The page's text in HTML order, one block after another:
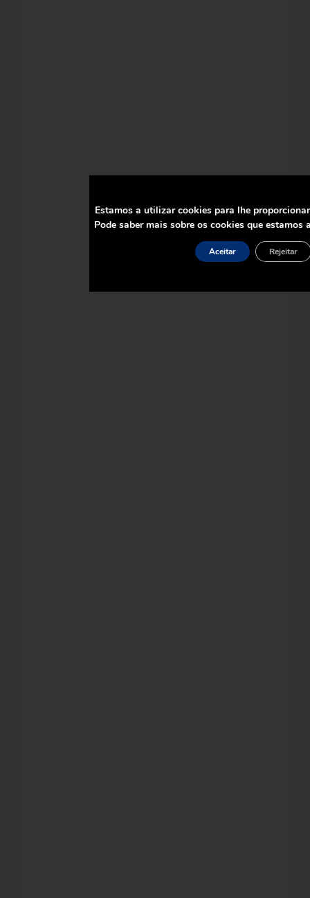
Estamos a utilizar cookies para lhe
Pode saber mais sobre os cookies que
Aceitar Rejeitar